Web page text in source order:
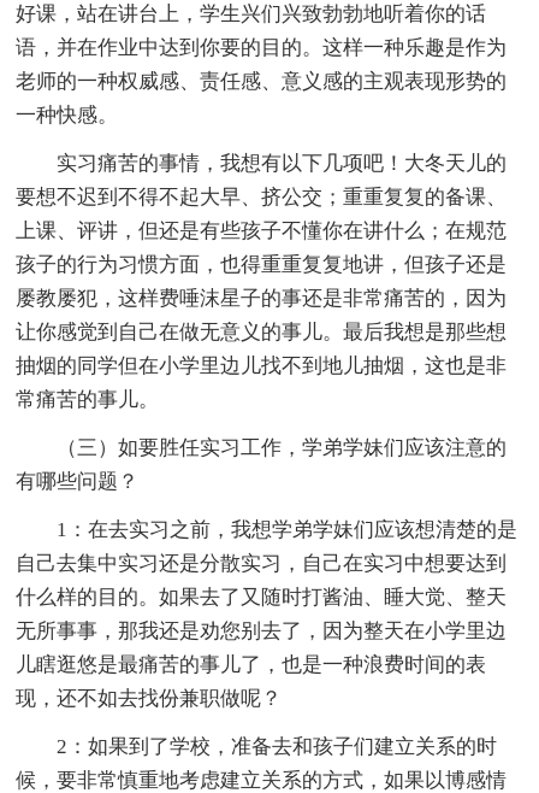
好课，站在讲台上，学生兴们兴致勃勃地听着你的话
语，并在作业中达到你要的目的。这样一种乐趣是作为
老师的一种权威感、责任感、意义感的主观表现形势的
一种快感。
实习痛苦的事情，我想有以下几项吧！大冬天儿的
要想不迟到不得不起大早、挤公交；重重复复的备课、
上课、评讲，但还是有些孩子不懂你在讲什么；在规范
孩子的行为习惯方面，也得重重复复地讲，但孩子还是
屡教屡犯，这样费唾沫星子的事还是非常痛苦的，因为
让你感觉到自己在做无意义的事儿。最后我想是那些想
抽烟的同学但在小学里边儿找不到地儿抽烟，这也是非
常痛苦的事儿。
（三）如要胜任实习工作，学弟学妹们应该注意的
有哪些问题？
1：在去实习之前，我想学弟学妹们应该想清楚的是
自己去集中实习还是分散实习，自己在实习中想要达到
什么样的目的。如果去了又随时打酱油、睡大觉、整天
无所事事，那我还是劝您别去了，因为整天在小学里边
儿瞎逛悠是最痛苦的事儿了，也是一种浪费时间的表
现，还不如去找份兼职做呢？
2：如果到了学校，准备去和孩子们建立关系的时
候，要非常慎重地考虑建立关系的方式，如果以博感情